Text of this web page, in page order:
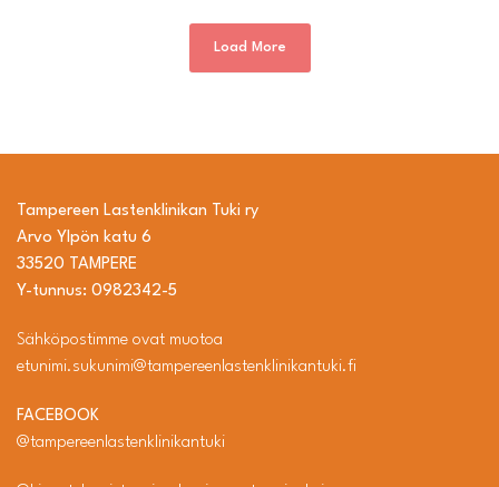
Load More
Tampereen Lastenklinikan Tuki ry
Arvo Ylpön katu 6
33520 TAMPERE
Y-tunnus: 0982342-5
Sähköpostimme ovat muotoa
etunimi.sukunimi@tampereenlastenklinikantuki.fi
FACEBOOK
@tampereenlastenklinikantuki